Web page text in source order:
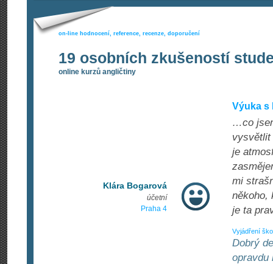
on-line hodnocení, reference, recenze, doporučení
19 osobních zkušeností
online kurzů angličtiny
Klára Bogarová
účetní
Praha 4
Výuka s
…co
vysvětlit
je
mi
někoho,
je ta
Vyjádření
Dobrý
opravdu